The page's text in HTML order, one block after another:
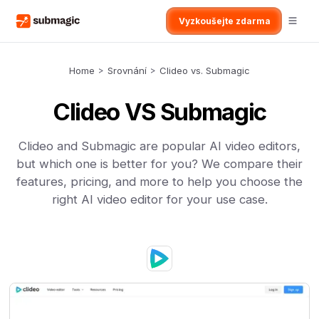
Vyzkoušejte zdarma
Home > Srovnání > Clideo vs. Submagic
Clideo VS Submagic
Clideo and Submagic are popular AI video editors,
but which one is better for you? We compare their
features, pricing, and more to help you choose the
right AI video editor for your use case.